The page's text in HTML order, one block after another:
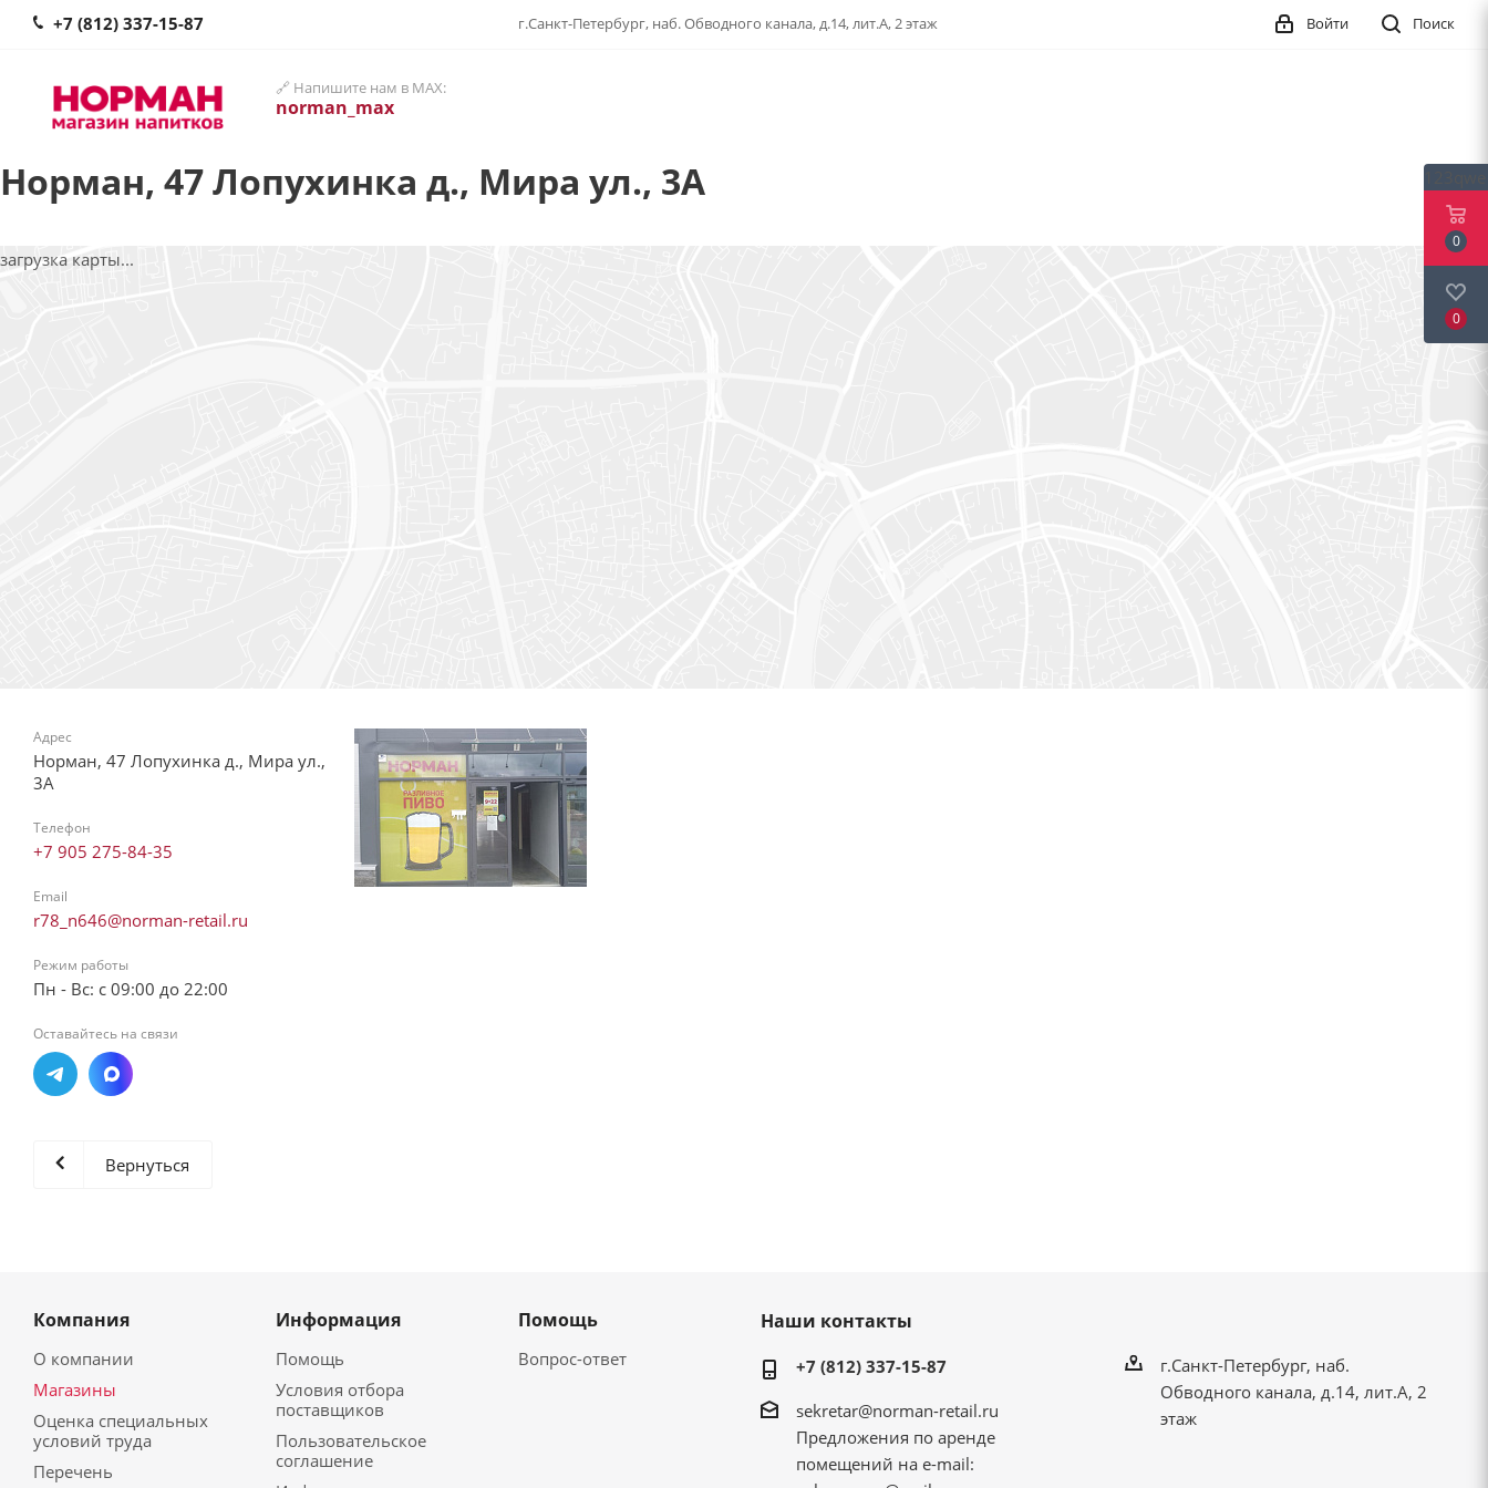
+7 (812) 337-15-87 г.Санкт-Петербург, наб. Обводного канала, д.14, лит.А, 2 этаж Поиск
Войти
🔗 Напишите нам в MAX:
norman_max
Норман, 47 Лопухинка д., Мира ул., 3А
загрузка карты...
Адрес
Норман, 47 Лопухинка д., Мира ул.,
3А
Телефон
+7 905 275-84-35
Email
r78_n646@norman-retail.ru
Режим работы
Пн - Вс: с 09:00 до 22:00
Оставайтесь на связи
Вернуться
Компания
О компании
Магазины
Оценка специальных
условий труда
Перечень
Информация
Помощь
Условия отбора
поставщиков
Пользовательское
соглашение
Помощь
Вопрос-ответ
Наши контакты
+7 (812) 337-15-87
sekretar@norman-retail.ru
Предложения по аренде
помещений на e-mail:
г.Санкт-Петербург, наб.
Обводного канала, д.14, лит.А, 2
этаж
0
0